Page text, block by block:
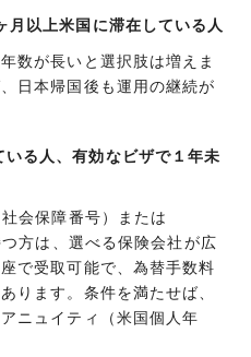
以上米国に滞在している人
数が長いと選択肢は増えま
日本帰国後も運用の継続が
る人、有効なビザで１年未
会保障番号）または
方は、選べる保険会社が広
で受取可能で、為替手数料
ります。条件を満たせば、
ニュイティ（米国個人年